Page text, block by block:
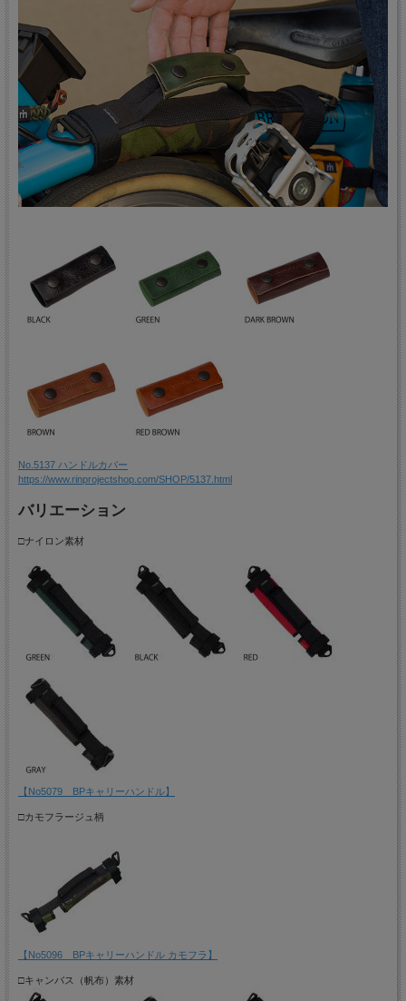
No.5137 ハンドルカバー
https://www.rinprojectshop.com/SHOP/5137.html
バリエーション
□ナイロン素材
【No5079 BPキャリーハンドル】
□カモフラージュ柄
【No5096 BPキャリーハンドル カモフラ】
□キャンバス（帆布）素材